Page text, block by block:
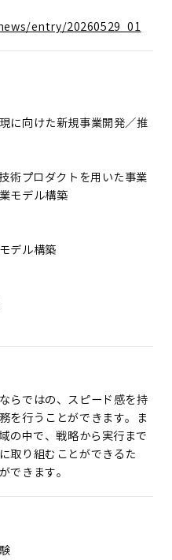
entry/20260529_01
に向けた新規事業開発／推
術プロダクトを用いた事業
モデル構築
デル構築
らではの、スピード感を持
を行うことができます。ま
の中で、戦略から実行まで
取り組むことができるた
できます。